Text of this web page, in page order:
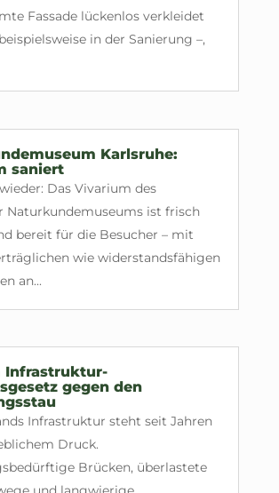
Fassade lückenlos verkleidet
in der Sanierung –,
Karlsruhe:
saniert
Das Vivarium des
Naturkundemuseums ist frisch
bereit für die Besucher – mit
wie widerstandsfähigen
an...
Infrastruktur-
gegen den
Infrastruktur steht seit Jahren
Druck.
Brücken, überlastete